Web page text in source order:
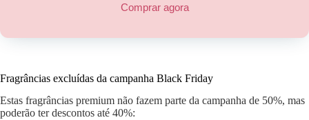
Comprar agora
Fragrâncias excluídas da campanha Black Friday
Estas fragrâncias premium não fazem parte da campanha de 50%, mas
poderão ter descontos até 40%: